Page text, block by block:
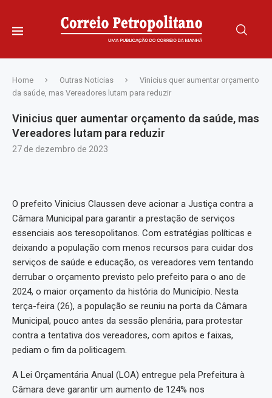
Home Outras Noticias
Vinicius quer aumentar orçamento
da saúde, mas Vereadores lutam para reduzir
Vinicius quer aumentar orçamento da saúde, mas
Vereadores lutam para reduzir
27 de dezembro de 2023
O prefeito Vinicius Claussen deve acionar a Justiça contra a
Câmara Municipal para garantir a prestação de serviços
essenciais aos teresopolitanos. Com estratégias políticas e
deixando a população com menos recursos para cuidar dos
serviços de saúde e educação, os vereadores vem tentando
derrubar o orçamento previsto pelo prefeito para o ano de
2024, o maior orçamento da história do Município. Nesta
terça-feira (26), a população se reuniu na porta da Câmara
Municipal, pouco antes da sessão plenária, para protestar
contra a tentativa dos vereadores, com apitos e faixas,
pediam o fim da politicagem.
A Lei Orçamentária Anual (LOA) entregue pela Prefeitura à
Câmara deve garantir um aumento de 124% nos